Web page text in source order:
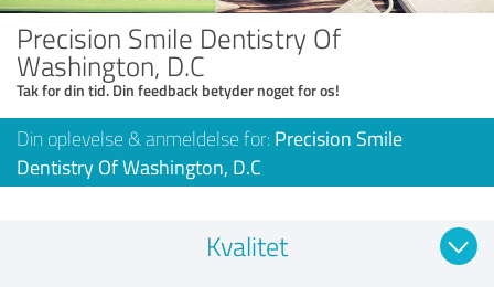
Precision Smile Dentistry Of
Washington, D.C
Tak for din tid. Din feedback betyder noget for os!
Din oplevelse & anmeldelse for: Precision Smile
Dentistry Of Washington, D.C
Kvalitet